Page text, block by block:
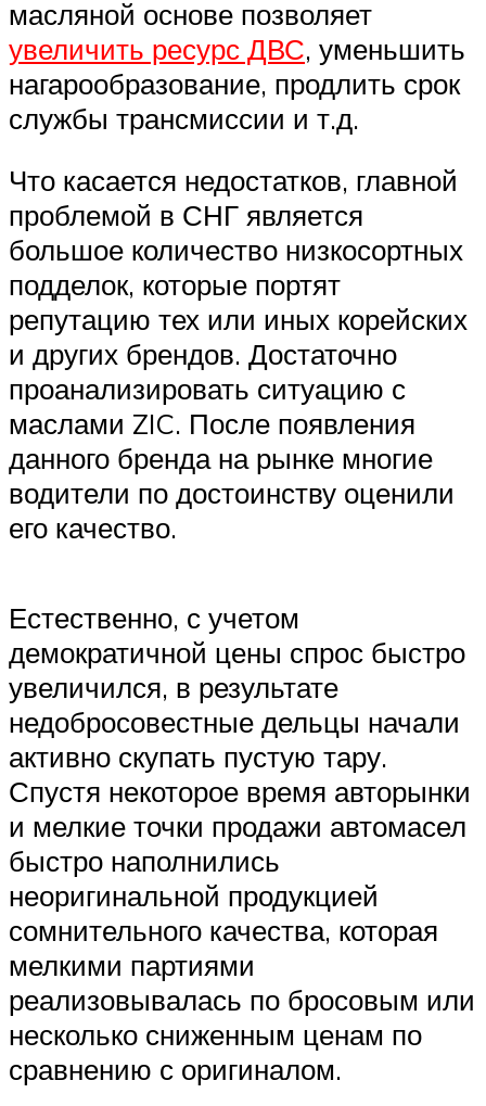
масляной основе позволяет
увеличить ресурс ДВС, уменьшить
нагарообразование, продлить срок
службы трансмиссии и т.д.
Что касается недостатков, главной
проблемой в СНГ является
большое количество низкосортных
подделок, которые портят
репутацию тех или иных корейских
и других брендов. Достаточно
проанализировать ситуацию с
маслами ZIC. После появления
данного бренда на рынке многие
водители по достоинству оценили
его качество.
Естественно, с учетом
демократичной цены спрос быстро
увеличился, в результате
недобросовестные дельцы начали
активно скупать пустую тару.
Спустя некоторое время авторынки
и мелкие точки продажи автомасел
быстро наполнились
неоригинальной продукцией
сомнительного качества, которая
мелкими партиями
реализовывалась по бросовым или
несколько сниженным ценам по
сравнению с оригиналом.